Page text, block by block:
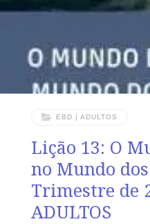
EBD | ADULTOS
Lição 13: O
no Mundo
Trimestre de
ADULTOS